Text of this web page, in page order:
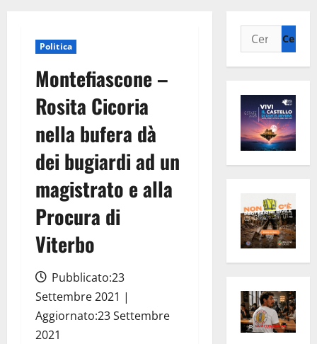
Politica
Montefiascone –
Rosita Cicoria
nella bufera dà
dei bugiardi ad un
magistrato e alla
Procura di
Viterbo
Pubblicato:23
Settembre 2021 |
Aggiornato:23 Settembre
2021
Ricerca
per: